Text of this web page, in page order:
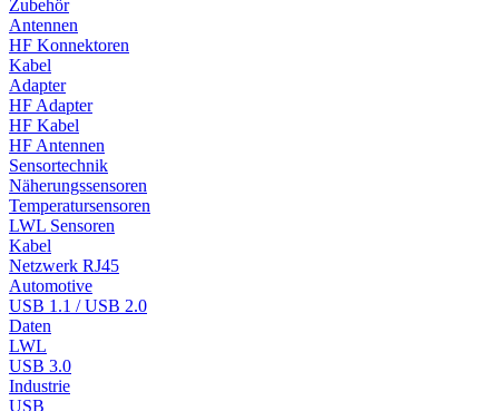
Zubehör
Antennen
HF Konnektoren
Kabel
Adapter
HF Adapter
HF Kabel
HF Antennen
Sensortechnik
Näherungssensoren
Temperatursensoren
LWL Sensoren
Kabel
Netzwerk RJ45
Automotive
USB 1.1 / USB 2.0
Daten
LWL
USB 3.0
Industrie
USB